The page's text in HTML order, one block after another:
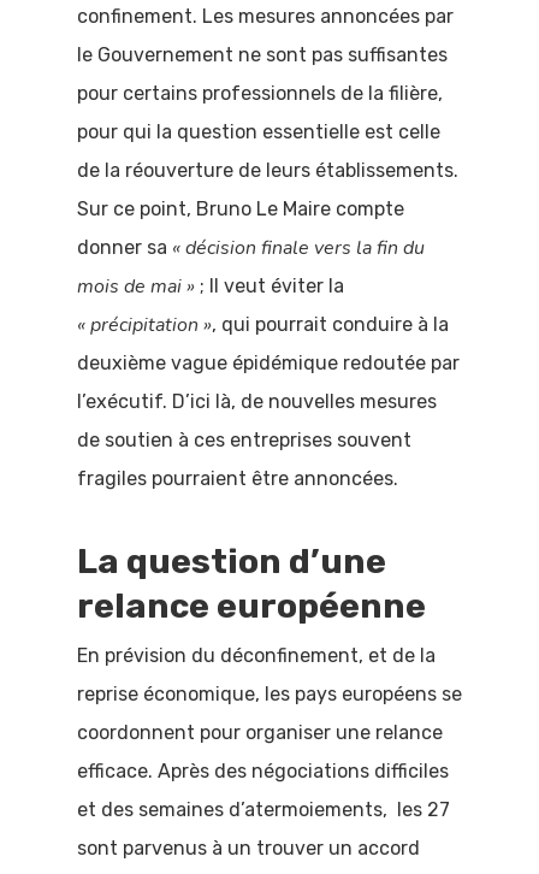
confinement. Les mesures annoncées par
le Gouvernement ne sont pas suffisantes
pour certains professionnels de la filière,
pour qui la question essentielle est celle
de la réouverture de leurs établissements.
Sur ce point, Bruno Le Maire compte
donner sa « décision finale vers la fin du
mois de mai » ; Il veut éviter la
« précipitation », qui pourrait conduire à la
deuxième vague épidémique redoutée par
l’exécutif. D’ici là, de nouvelles mesures
de soutien à ces entreprises souvent
fragiles pourraient être annoncées.
La question d’une
relance européenne
En prévision du déconfinement, et de la
reprise économique, les pays européens se
coordonnent pour organiser une relance
efficace. Après des négociations difficiles
et des semaines d’atermoiements, les 27
sont parvenus à un trouver un accord